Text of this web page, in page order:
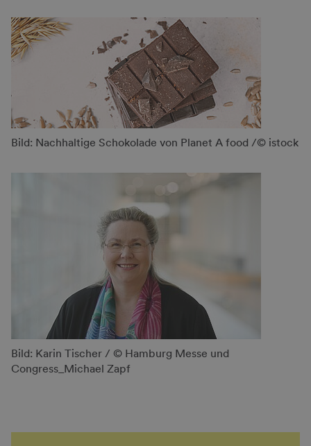
Bild: Nachhaltige Schokolade von Planet A food /© istock
Bild: Karin Tischer / © Hamburg Messe und
Congress_Michael Zapf